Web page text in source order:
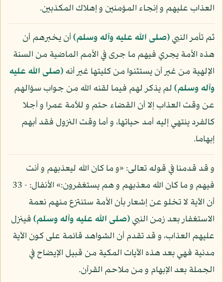
العذاب عليهم و إنجاء المؤمنين و إهلاك المكذبين.
ثم تأمر النبي(صلى الله عليه وآله وسلم)أن يخبرهم أن
هذه الأمة يجري فيهم ما جرى في الأمم الماضية من السنة
الإلهية من غير أن يستثنوا من كليتها غير أنه(صلى الله عليه
وآله وسلم)لم يذكر لهم فيما لقنه الله من جواب سؤالهم
عن وقت العذاب إلا أن القضاء حتم و للأمة عمرا و أجلا
كالفرد ينتهي إليه أمد حياتها، و أما وقت النزول فقد أبهم
إبهاما.
و قد قدمنا في قوله تعالى: «و ما كان الله ليعذبهم و أنت
فيهم و ما كان الله معذبهم و هم يستغفرون:» الأنفال: - 33
أن الآية لا تخلو عن إشعار بأن الأمة ستنتزع منهم نعمة
الاستغفار بعد زمن النبي(صلى الله عليه وآله وسلم)فينزل
عليهم العذاب، و قد تقدم أن الشواهد قائمة على كون الآية
مدنية فهي بعد هذه الآيات المكية من قبيل الإيضاح في
الجملة بعد الإبهام و من ملاحم القرآن.